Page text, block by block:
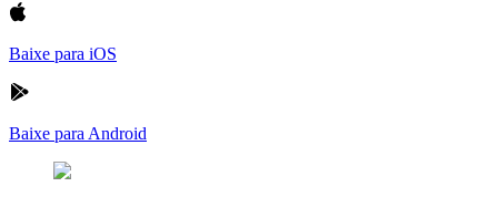
Baixe para iOS
Baixe para Android